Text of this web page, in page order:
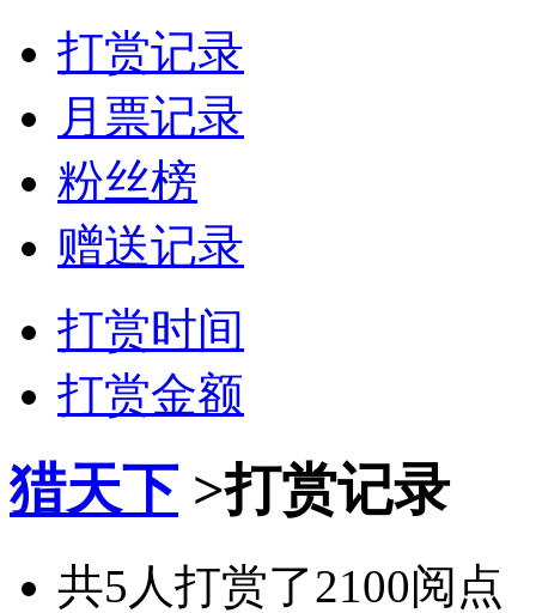
打赏记录
月票记录
粉丝榜
赠送记录
打赏时间
打赏金额
猎天下 >打赏记录
共5 人打赏了2100阅点